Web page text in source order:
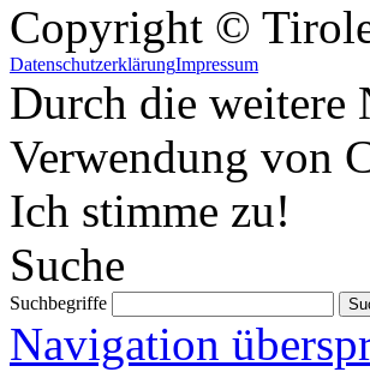
Copyright ©
DatenschutzerklärungImpressum
Durch die weitere
Verwendung von
Ich stimme zu!
Suche
Suchbegriffe
Navigation